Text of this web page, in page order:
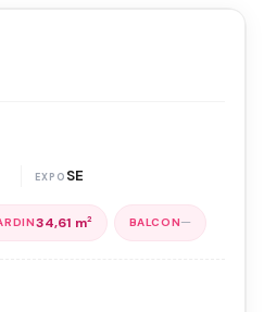
SE
34,61 m2 —